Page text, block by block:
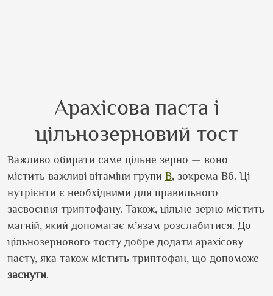
Арахісова паста і
цільнозерновий тост
Важливо обирати саме цільне зерно — воно
містить важливі вітаміни групи B, зокрема B6. Ці
нутрієнти є необхідними для правильного
засвоєння триптофану. Також, цільне зерно містить
магній, який допомагає м’язам розслабитися. До
цільнозернового тосту добре додати арахісову
пасту, яка також містить триптофан, що допоможе
заснути.